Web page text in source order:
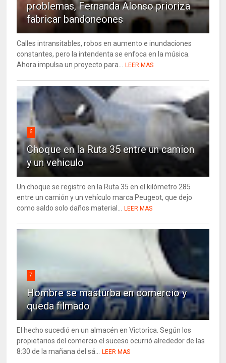
problemas, Fernanda Alonso prioriza
fabricar bandoneones
Calles intransitables, robos en aumento e inundaciones
constantes, pero la intendenta se enfoca en la música.
Ahora impulsa un proyecto para...
LEER MAS
6
Choque en la Ruta 35 entre un camion
y un vehiculo
Un choque se registro en la Ruta 35 en el kilómetro 285
entre un camión y un vehículo marca Peugeot, que dejo
como saldo solo daños material...
LEER MAS
7
Hombre se masturba en comercio y
queda filmado
El hecho sucedió en un almacén en Victorica. Según los
propietarios del comercio el suceso ocurrió alrededor de las
8:30 de la mañana del sá...
LEER MAS